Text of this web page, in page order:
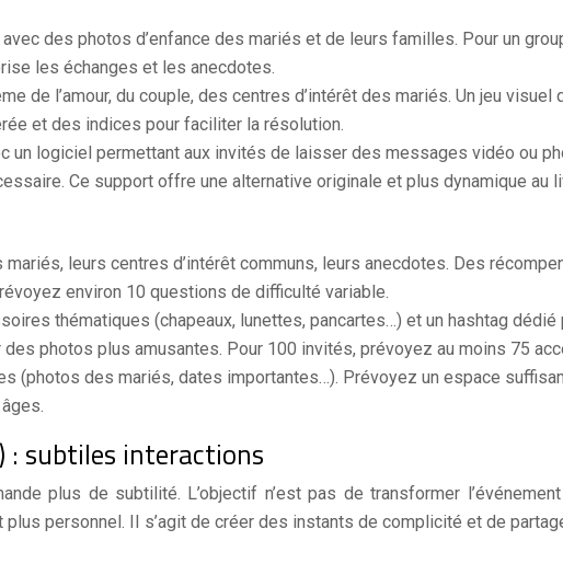
des photos d’enfance des mariés et de leurs familles. Pour un
les échanges et les anecdotes.
de l’amour, du couple, des centres d’intérêt des mariés. Un jeu
et des indices pour faciliter la résolution.
un logiciel permettant aux invités de laisser des messages vidéo ou
Ce support offre une alternative originale et plus dynamique au
leurs centres d’intérêt communs, leurs anecdotes. Des
environ 10 questions de difficulté variable.
thématiques (chapeaux, lunettes, pancartes…) et un hashtag
photos plus amusantes. Pour 100 invités, prévoyez au moins 75
(photos des mariés, dates importantes…). Prévoyez un espace
: subtiles interactions
plus de subtilité. L’objectif n’est pas de transformer
personnel. Il s’agit de créer des instants de complicité et de